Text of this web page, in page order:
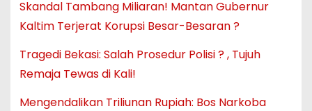
Skandal Tambang Miliaran! Mantan Gubernur
Kaltim Terjerat Korupsi Besar-Besaran ?
Tragedi Bekasi: Salah Prosedur Polisi ? , Tujuh
Remaja Tewas di Kali!
Mengendalikan Triliunan Rupiah: Bos Narkoba